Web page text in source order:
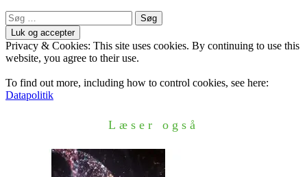
Søg
efter:
Privacy & Cookies: This site uses cookies. By continuing to use this
website, you agree to their use.
To find out more, including how to control cookies, see here:
Datapolitik
Læser også